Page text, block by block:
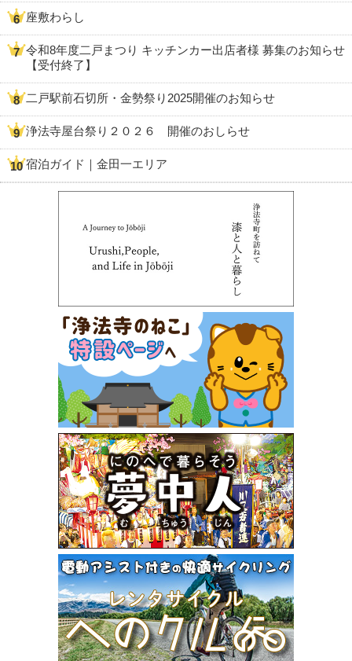
座敷わらし
令和8年度二戸まつり キッチンカー出店者様 募集のお知らせ
【受付終了】
二戸駅前石切所・金勢祭り2025開催のお知らせ
浄法寺屋台祭り２０２６ 開催のおしらせ
宿泊ガイド｜金田一エリア